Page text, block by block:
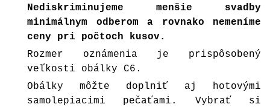
Nediskriminujeme menšie svadby
minimálnym odberom a rovnako nemeníme
ceny pri počtoch kusov.
Rozmer oznámenia je prispôsobený
veľkosti obálky C6.
Obálky môžte doplniť aj hotovými
samolepiacimi pečaťami. Vybrať si